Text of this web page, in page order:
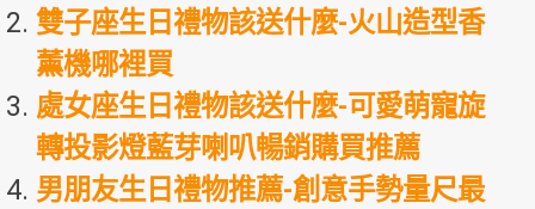
雙子座生日禮物該送什麼-火山造型香
薰機哪裡買
處女座生日禮物該送什麼-可愛萌寵旋
轉投影燈藍芽喇叭暢銷購買推薦
男朋友生日禮物推薦-創意手勢量尺最